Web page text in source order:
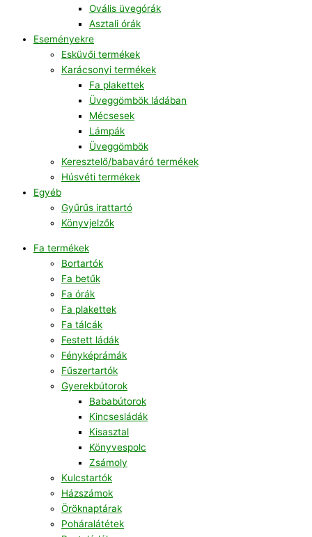
Ovális üvegórák
Asztali órák
Eseményekre
Esküvői termékek
Karácsonyi termékek
Fa plakettek
Üveggömbök ládában
Mécsesek
Lámpák
Üveggömbök
Keresztelő/babaváró termékek
Húsvéti termékek
Egyéb
Gyűrűs irattartó
Könyvjelzők
Fa termékek
Bortartók
Fa betűk
Fa órák
Fa plakettek
Fa tálcák
Festett ládák
Fényképrámák
Fűszertartók
Gyerekbútorok
Bababútorok
Kincsesládák
Kisasztal
Könyvespolc
Zsámoly
Kulcstartók
Házszámok
Öröknaptárak
Poháralátétek